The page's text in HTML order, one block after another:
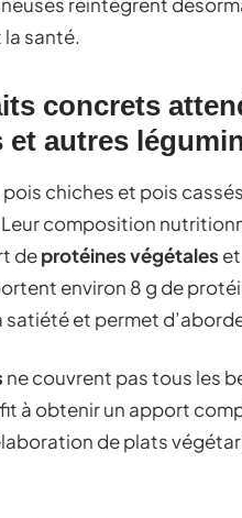
santé.
concrets
autres
chiches et pois
composition
deprotéines végétales
environ 8 g de
et permet
ne couvrent pas tous les
à obtenir un apport
de plats